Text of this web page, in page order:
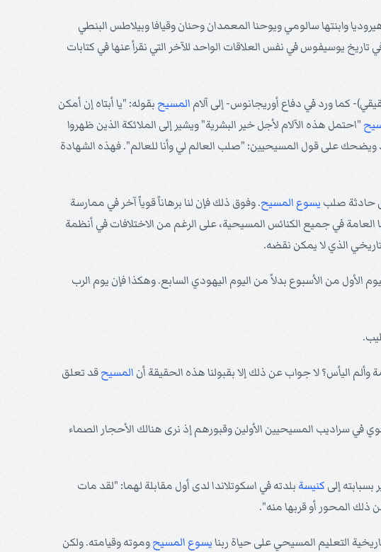
وابنتها سالومي ويوحنا المعمدان وحنان وقيافا وبيلاطس البنطي
يوسيفوس في نفس العلاقات الواحد للآخر التي نقرأ عنها في كتابات
المسيح بقوله: "يا أبتاه إن أمكن
"احتمل هذه الآلام لأجل خير البشرية" ويشير إلى الملائكة الذين ظهروا
على قول المسيحيين: "صلب العالم لي وأنا للعالم". فهذه الشهادة
حادثة صلب يسوع المسيح. وفوق ذلك فإن لنا برهاناً قوياً آخر في ممارسة
العامة في جميع الكنائس المسيحية، على الرغم من الاختلافات في أنظمة
الذي لا يمكن نقضه.
من الأسبوع بدلاً من اليوم اليهودي السابع. وهكذا فإن يوم الرب
اليأس؟ لا جواب عن ذلك إلا بقبولنا هذه الحقيقة أن المسيحقد تعلق
في سراديب المسيحيين الأولين وقبورهم إذ نرى هنالك الأحجار الصماء
إلى كنيسة بلدته في اسكوتلاندا لدى أول مقابلة لهما: "لقد مات
ذلك المحور أو قربها منه".
التعليم المسيحي على حياة ربنايسوع المسيحوموته وقيامته. ولكن